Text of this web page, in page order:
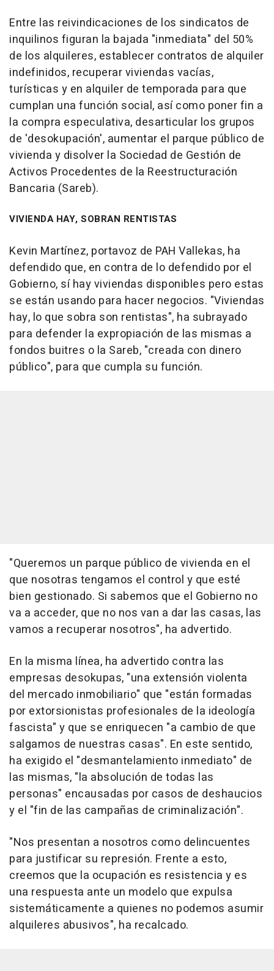
Entre las reivindicaciones de los sindicatos de
inquilinos figuran la bajada "inmediata" del 50%
de los alquileres, establecer contratos de alquiler
indefinidos, recuperar viviendas vacías,
turísticas y en alquiler de temporada para que
cumplan una función social, así como poner fin a
la compra especulativa, desarticular los grupos
de 'desokupación', aumentar el parque público de
vivienda y disolver la Sociedad de Gestión de
Activos Procedentes de la Reestructuración
Bancaria (Sareb).
VIVIENDA HAY, SOBRAN RENTISTAS
Kevin Martínez, portavoz de PAH Vallekas, ha
defendido que, en contra de lo defendido por el
Gobierno, sí hay viviendas disponibles pero estas
se están usando para hacer negocios. "Viviendas
hay, lo que sobra son rentistas", ha subrayado
para defender la expropiación de las mismas a
fondos buitres o la Sareb, "creada con dinero
público", para que cumpla su función.
"Queremos un parque público de vivienda en el
que nosotras tengamos el control y que esté
bien gestionado. Si sabemos que el Gobierno no
va a acceder, que no nos van a dar las casas, las
vamos a recuperar nosotros", ha advertido.
En la misma línea, ha advertido contra las
empresas desokupas, "una extensión violenta
del mercado inmobiliario" que "están formadas
por extorsionistas profesionales de la ideología
fascista" y que se enriquecen "a cambio de que
salgamos de nuestras casas". En este sentido,
ha exigido el "desmantelamiento inmediato" de
las mismas, "la absolución de todas las
personas" encausadas por casos de deshaucios
y el "fin de las campañas de criminalización".
"Nos presentan a nosotros como delincuentes
para justificar su represión. Frente a esto,
creemos que la ocupación es resistencia y es
una respuesta ante un modelo que expulsa
sistemáticamente a quienes no podemos asumir
alquileres abusivos", ha recalcado.